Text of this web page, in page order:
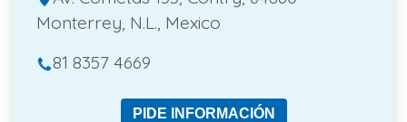
Monterrey, N.L., Mexico
81 8357 4669
PIDE INFORMACIÓN